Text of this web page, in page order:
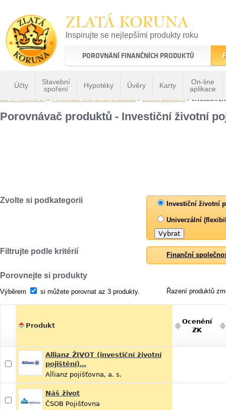
ZLATÁ KORUNA
Inspirujte se nejlepšími produkty roku
22 let tradice a kvality na finančním trhu
POROVNÁNÍ FINANČNÍCH PRODUKTŮ
Účty
Stavební
spoření
Hypotéky Úvěry Karty
On-line
aplikace
ZLATÁ KORUNA» Porovnání finančních produktů » Životní pojištění » Investiční
Porovnávač produktů - Investiční životní
Zvolte si podkategorii Investiční životní
Univerzální
Filtrujte podle kritérií Finanční
Porovnejte si produkty
Řazení produktů
Výběrem si můžete porovnat az 3 produkty.
Produkt
Ocenění
ZK
Allianz ŽIVOT (investiční životní
pojištění)…
Allianz pojišťovna, a. s.
Náš život
ČSOB Pojišťovna